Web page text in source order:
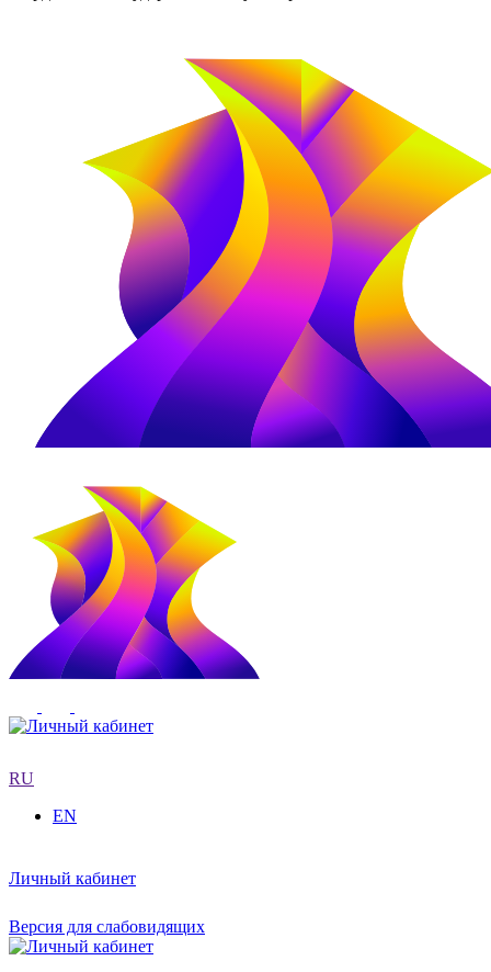
RU
EN
Личный кабинет
Версия для слабовидящих